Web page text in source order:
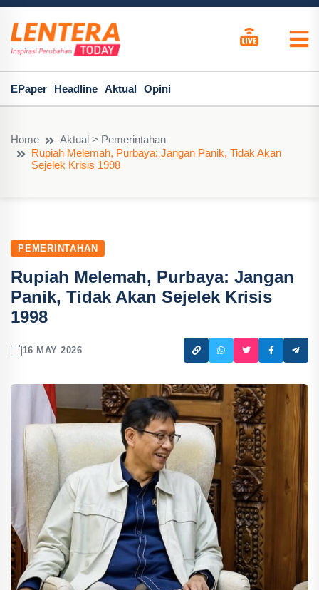
EPaper Headline Aktual Opini
Home
Aktual > Pemerintahan
Rupiah Melemah, Purbaya: Jangan Panik, Tidak Akan
Sejelek Krisis 1998
PEMERINTAHAN
Rupiah Melemah, Purbaya: Jangan
Panik, Tidak Akan Sejelek Krisis
1998
16 MAY 2026